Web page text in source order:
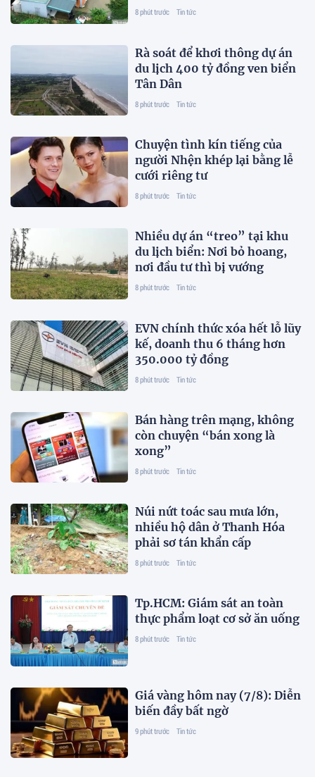
8 phút trước Tin tức
Rà soát để khơi thông dự án
du lịch 400 tỷ đồng ven biển
Tân Dân
8 phút trước Tin tức
Chuyện tình kín tiếng của
người Nhện khép lại bằng lễ
cưới riêng tư
8 phút trước Tin tức
Nhiều dự án “treo” tại khu
du lịch biển: Nơi bỏ hoang,
nơi đầu tư thì bị vướng
8 phút trước Tin tức
EVN chính thức xóa hết lỗ lũy
kế, doanh thu 6 tháng hơn
350.000 tỷ đồng
8 phút trước Tin tức
Bán hàng trên mạng, không
còn chuyện “bán xong là
xong”
8 phút trước Tin tức
Núi nứt toác sau mưa lớn,
nhiều hộ dân ở Thanh Hóa
phải sơ tán khẩn cấp
8 phút trước Tin tức
Tp.HCM: Giám sát an toàn
thực phẩm loạt cơ sở ăn uống
8 phút trước Tin tức
Giá vàng hôm nay (7/8): Diễn
biến đầy bất ngờ
9 phút trước Tin tức